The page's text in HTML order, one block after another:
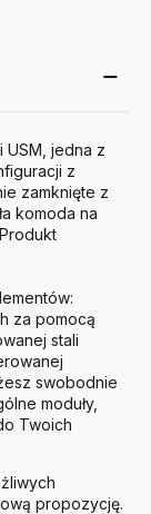
USM , jedna z
z
zamknięte z
komoda na
za pomocą
stali
swobodnie
moduły,
Twoich
propozycję.